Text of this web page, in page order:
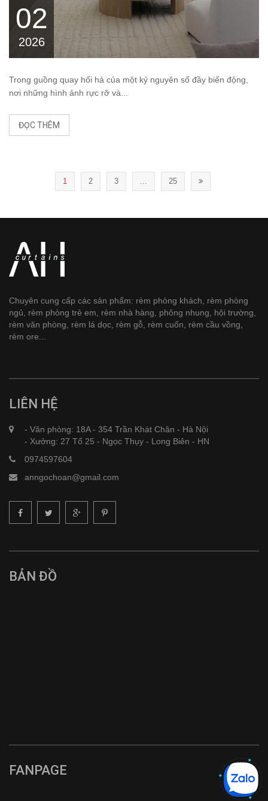
02
2026
Trong guồng quay hối hả của một kỷ nguyên số đầy biến động,
nơi những hình ảnh rực rỡ và...
ĐỌC THÊM
1 2 3 25
Chuyên cung cấp các sản phẩm: rèm phòng khách, rèm phòng
ngủ, rèm phòng trẻ em, rèm nhà hàng, phông nhung, hội trường,
rèm văn phòng, rèm lá dọc, rèm gỗ, rèm cuốn, rèm cầu vồng,
rèm ore...
LIÊN HỆ
- Văn phòng: 18A - 354 Trần Khát Chân - Hà Nội
- Xưởng: 27 Tổ 25 - Ngọc Thụy - Long Biên - HN
0974597604
anngochoan@gmail.com
BẢN ĐỒ
FANPAGE